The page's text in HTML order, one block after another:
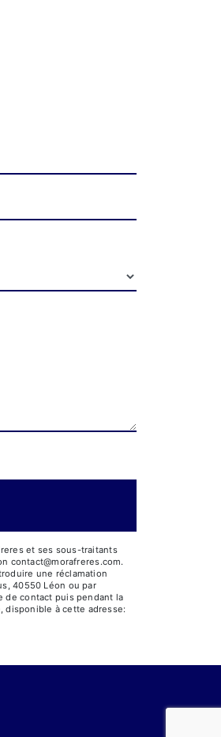
et ses sous-traitants
contact@morafreres.com.
une réclamation
40550 Léon ou par
de contact puis pendant la
disponible à cette adresse: